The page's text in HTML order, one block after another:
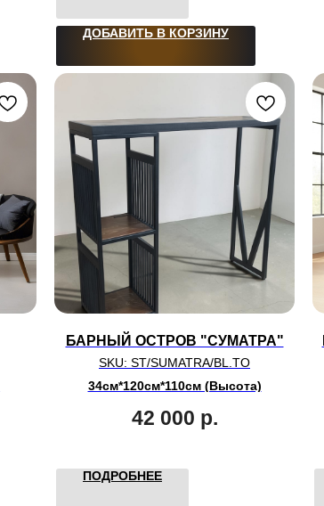
ДОБАВИТЬ В КОРЗИНУ
БАРНЫЙ ОСТРОВ "СУМАТРА"
SKU: ST/SUMATRA/BL.TO
34см*120см*110см (Высота)
42 000 р.
ПОДРОБНЕЕ